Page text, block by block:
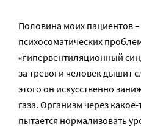
Половина моих пациентов
психосоматических
«гипервентиляционный
за тревоги человек дышит
этого он искусственно
газа. Организм через
пытается нормализовать